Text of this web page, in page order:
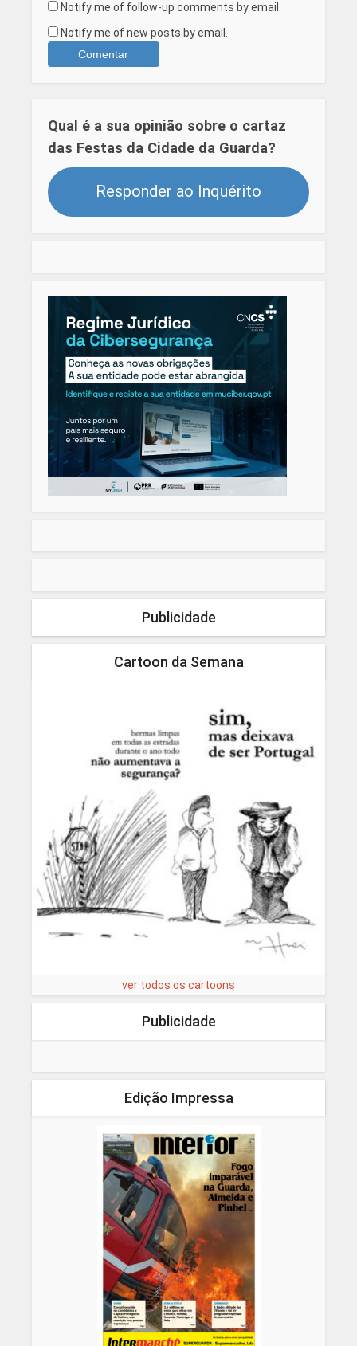
Notify me of follow-up comments by email.
Notify me of new posts by email.
Qual é a sua opinião sobre o cartaz
das Festas da Cidade da Guarda?
Responder ao Inquérito
Publicidade
Cartoon da Semana
ver todos os cartoons
Publicidade
Edição Impressa